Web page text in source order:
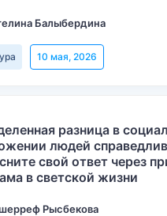
Балыбердина
10 мая, 2026
разница в
людей
свой ответ через
в светской жизни
Рысбекова